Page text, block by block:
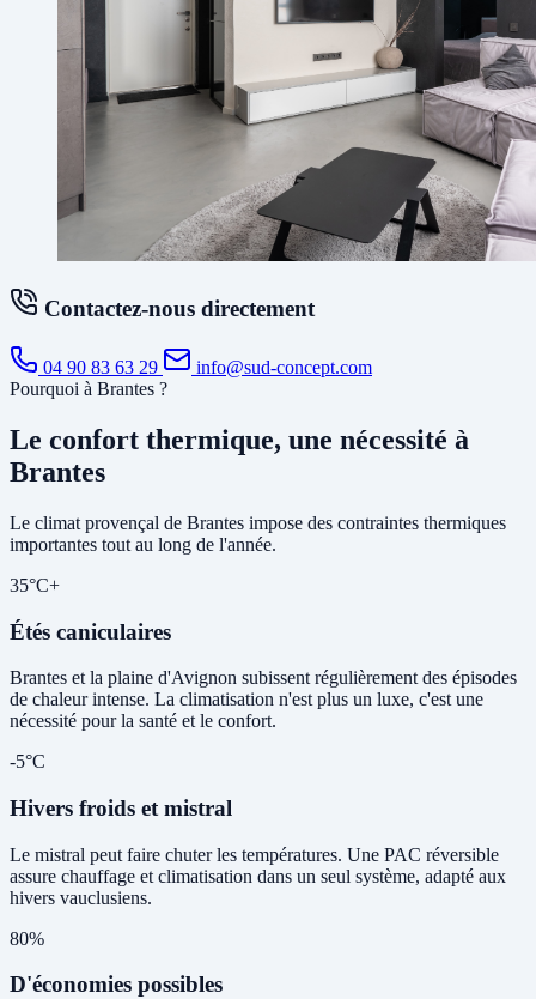
Contactez-nous directement
04 90 83 63 29
info@sud-concept.com
Pourquoi à Brantes ?
Le confort thermique, une nécessité à
Brantes
Le climat provençal de Brantes impose des contraintes thermiques
importantes tout au long de l'année.
35°C+
Étés caniculaires
Brantes et la plaine d'Avignon subissent régulièrement des épisodes
de chaleur intense. La climatisation n'est plus un luxe, c'est une
nécessité pour la santé et le confort.
-5°C
Hivers froids et mistral
Le mistral peut faire chuter les températures. Une PAC réversible
assure chauffage et climatisation dans un seul système, adapté aux
hivers vauclusiens.
80%
D'économies possibles